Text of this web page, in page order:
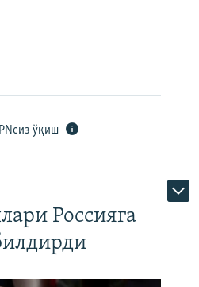
ўқиш
Россияга